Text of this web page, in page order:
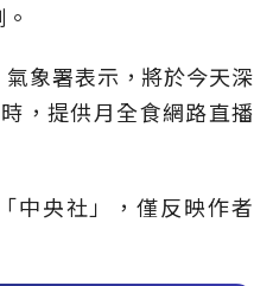
象署表示，將於今天深
，提供月全食網路直播
中央社」，僅反映作者